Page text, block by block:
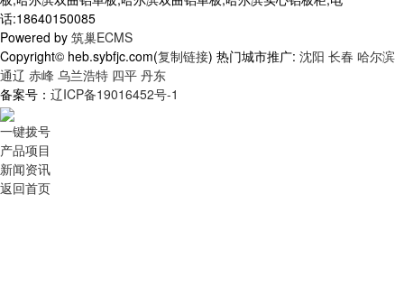
话:18640150085
Powered by 筑巢ECMS
Copyright© heb.sybfjc.com(复制链接) 热门城市推广: 沈阳 长春 哈尔滨
通辽 赤峰 乌兰浩特 四平 丹东
备案号： 辽ICP备19016452号-1
一键拨号
产品项目
新闻资讯
返回首页